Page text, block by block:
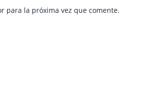
para la próxima vez que comente.